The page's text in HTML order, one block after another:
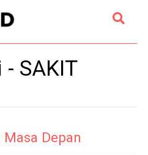
- SAKIT
Depan